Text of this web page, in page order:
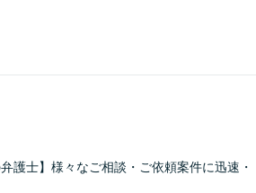
護士】様々なご相談・ご依頼案件に迅速・